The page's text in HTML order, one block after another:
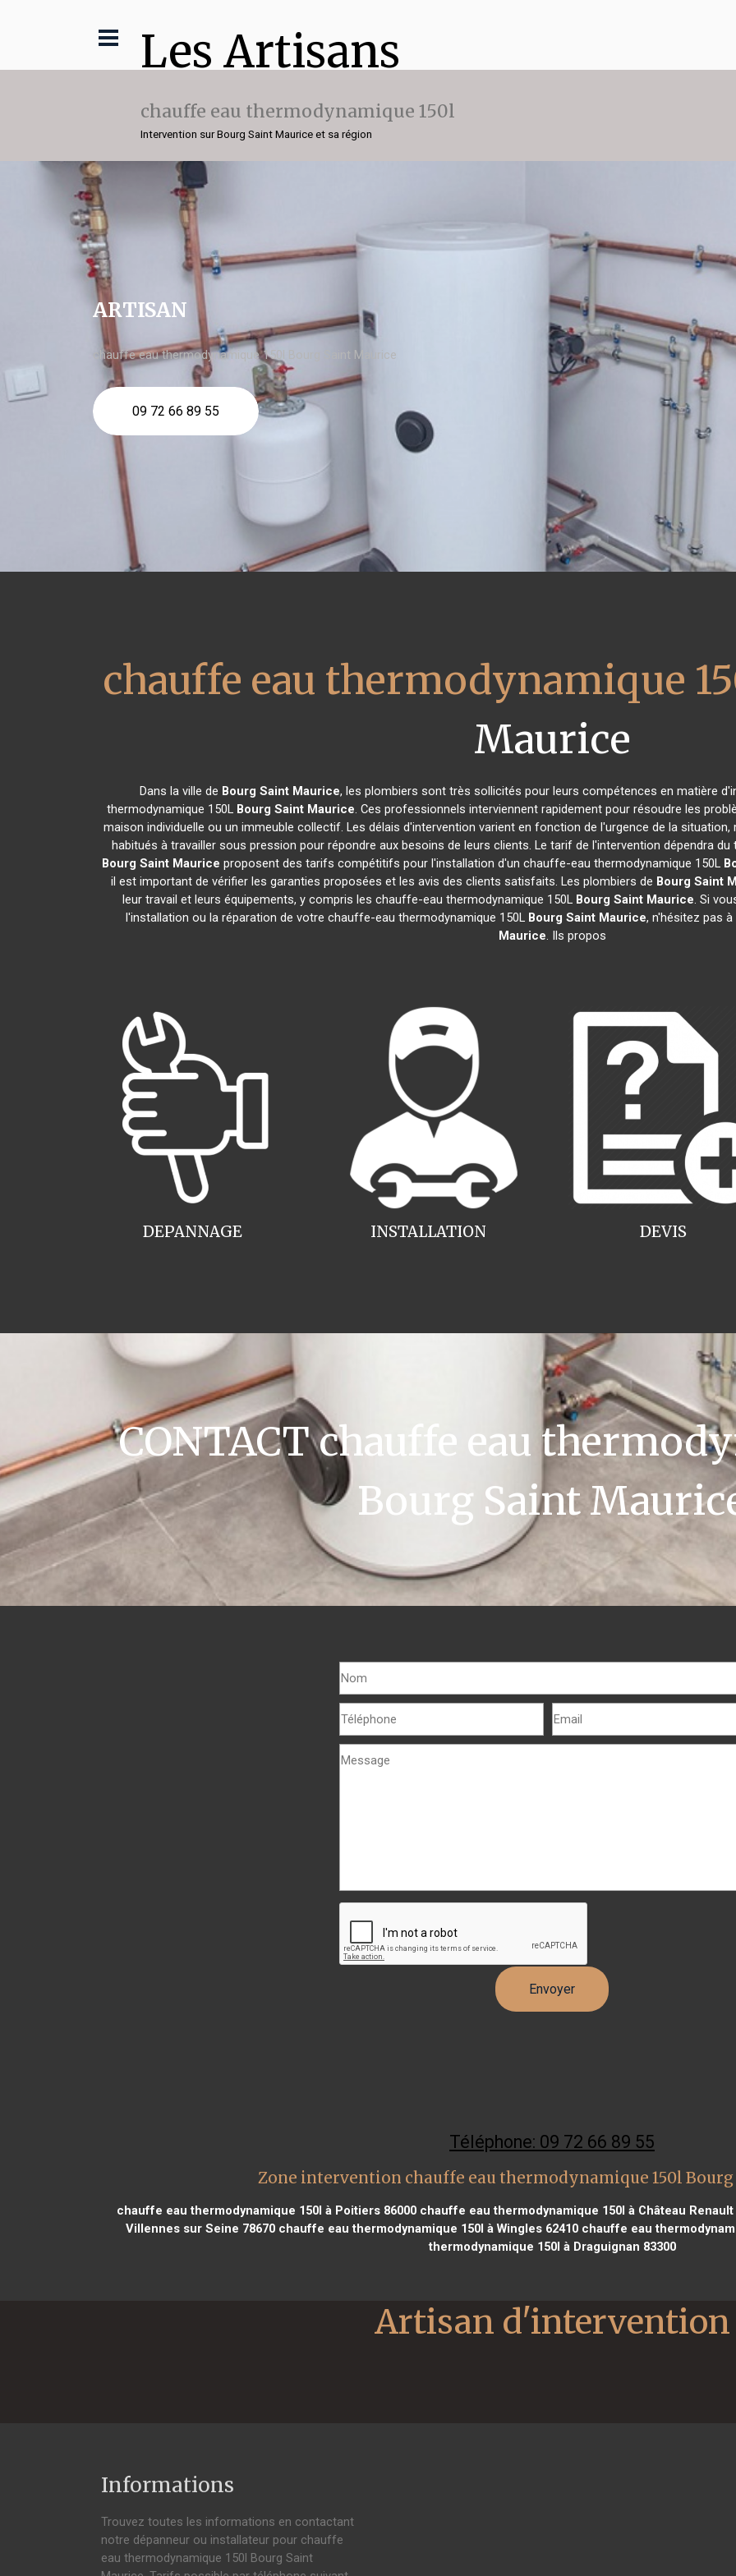
Les Artisans
chauffe eau thermodynamique 150l
Intervention sur Bourg Saint Maurice et sa région
ARTISAN
chauffe eau thermodynamique 150l Bourg Saint Maurice
09 72 66 89 55
chauffe eau thermodynamique
Maurice
Dans la ville de Bourg Saint Maurice, les plombiers sont très sollicités pour leurs compétences en matière
thermodynamique 150L Bourg Saint Maurice. Ces professionnels interviennent rapidement pour résoudre les
maison individuelle ou un immeuble collectif. Les délais d'intervention varient en fonction de l'urgence de la
habitués à travailler sous pression pour répondre aux besoins de leurs clients. Le tarif de l'intervention dépendra
Bourg Saint Maurice proposent des tarifs compétitifs pour l'installation d'un chauffe-eau thermodynamique 150L
il est important de vérifier les garanties proposées et les avis des clients satisfaits. Les plombiers de Bourg Saint
leur travail et leurs équipements, y compris les chauffe-eau thermodynamique 150L Bourg Saint Maurice. Si
l'installation ou la réparation de votre chauffe-eau thermodynamique 150L Bourg Saint Maurice, n'hésitez pas
Maurice. Ils propos
INSTALLATION
DEPANNAGE DEVIS
CONTACT chauffe eau
Bourg Saint
Téléphone: 09 72 66 89 55
Zone intervention chauffe eau thermodynamique 150l
chauffe eau thermodynamique 150l à Poitiers 86000chauffe eau thermodynamique 150l à Château Renault
Villennes sur Seine 78670 chauffe eau thermodynamique 150l à Wingles 62410 chauffe eau
thermodynamique 150l à Draguignan 83300
Informations
Trouvez toutes les informations en contactant
notre dépanneur ou installateur pour chauffe
eau thermodynamique 150l Bourg Saint
Artisan d'intervention